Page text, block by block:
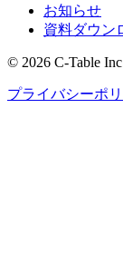
お知らせ
資料ダウン
© 2026 C-Table
プライバシーポ